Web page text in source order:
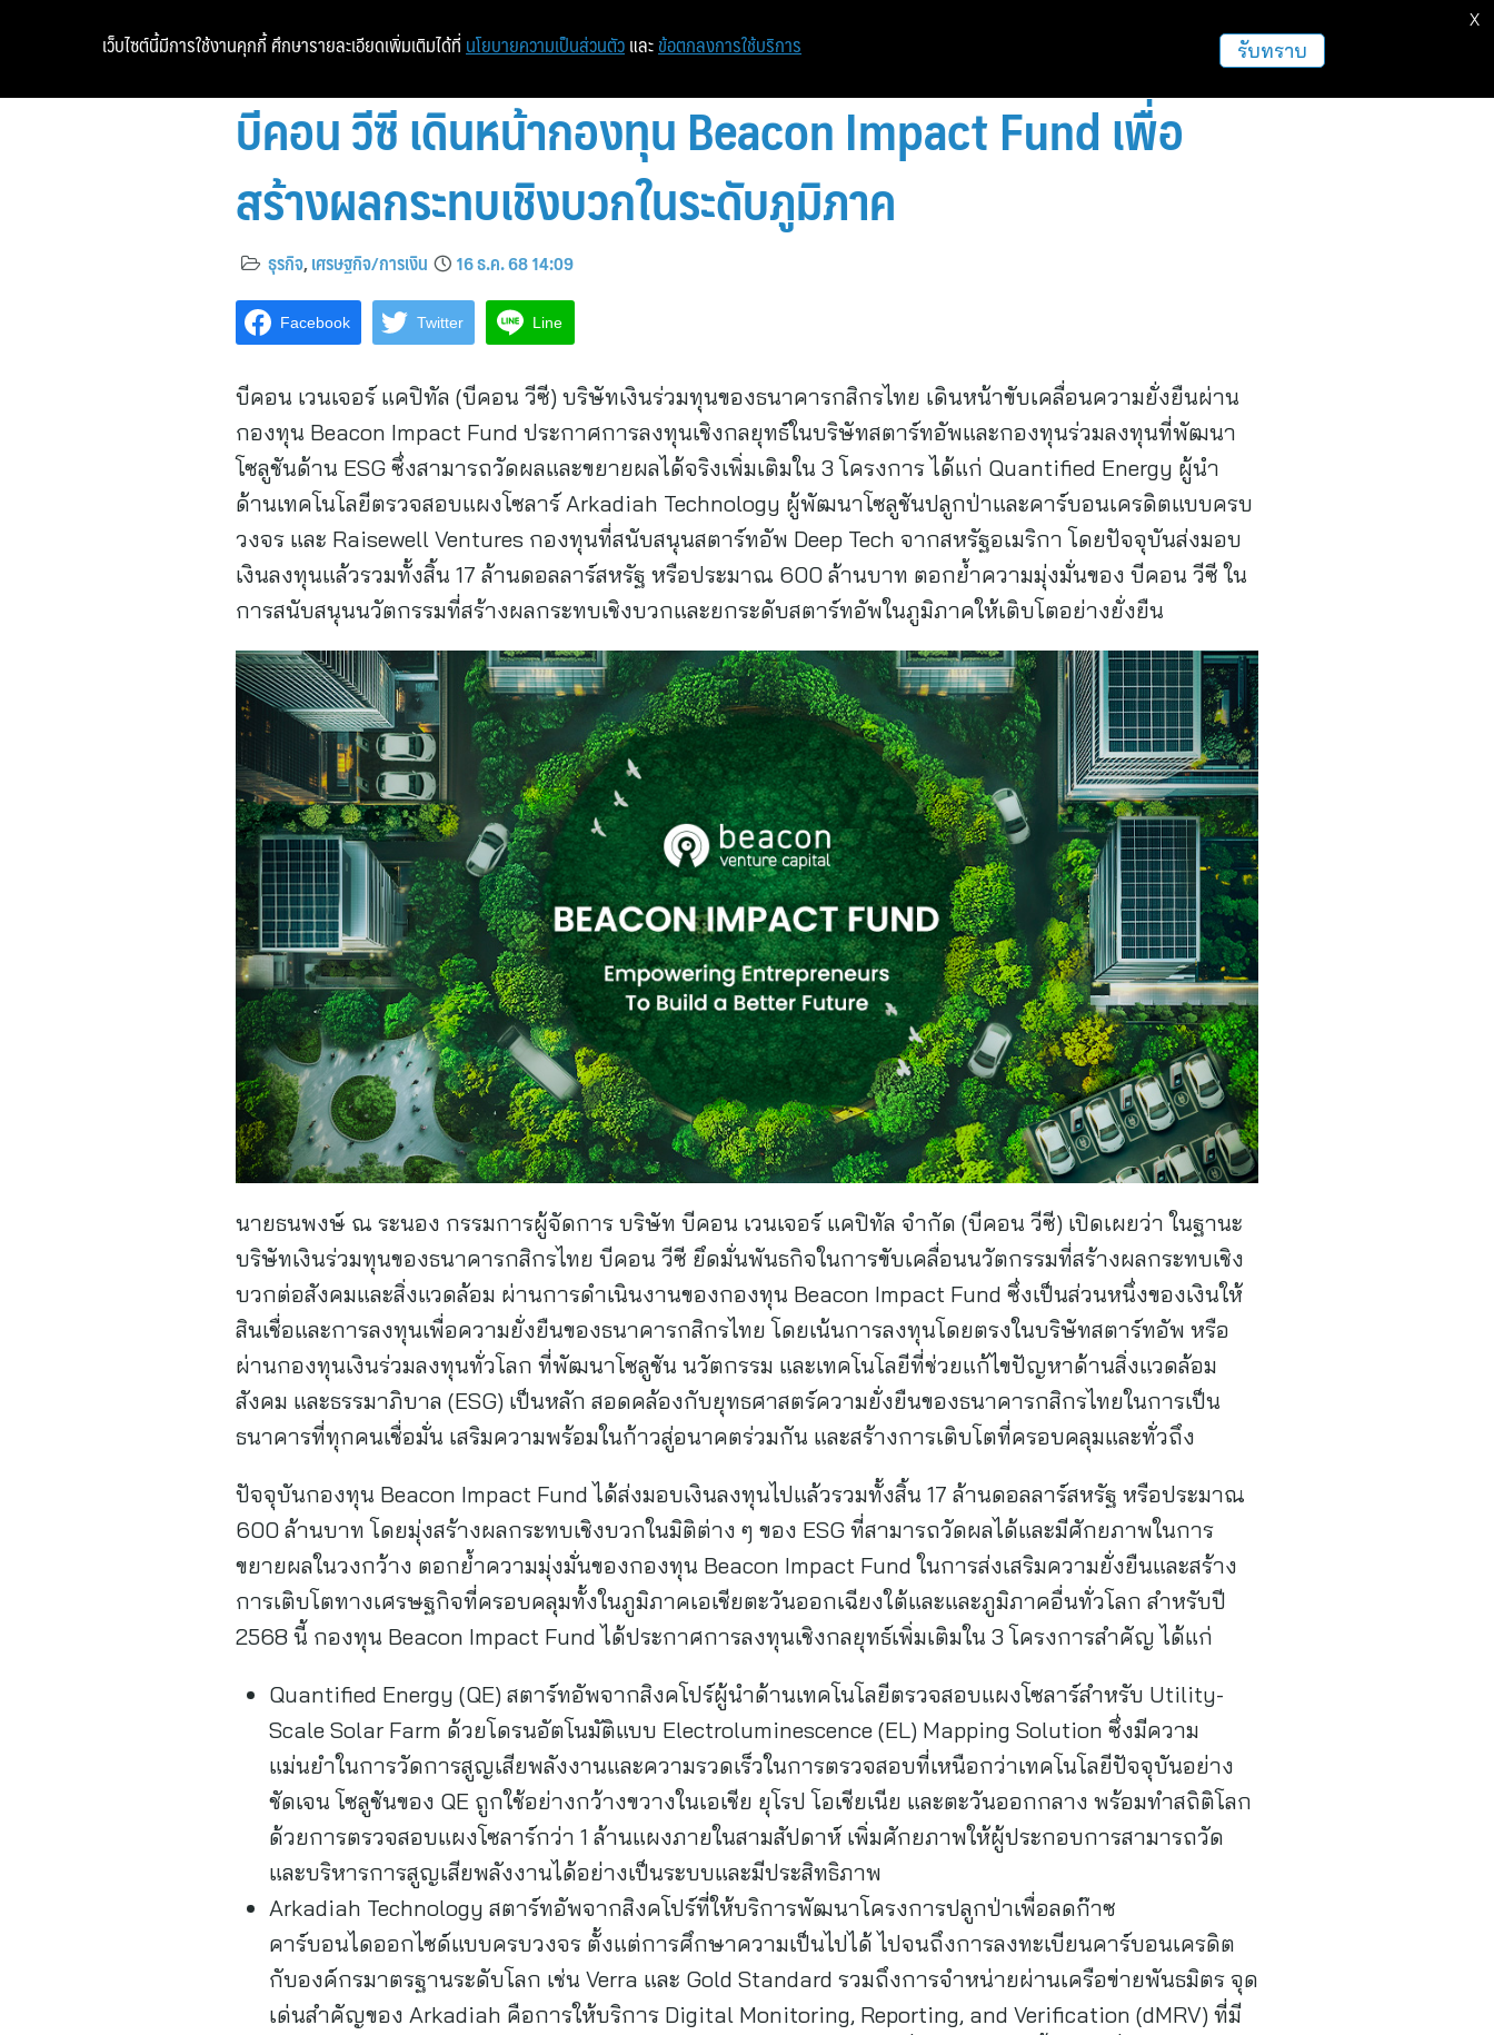
บีคอน วีซี เดินหน้ากองทุน Beacon Impact Fund เพื่อ
สร้างผลกระทบเชิงบวกในระดับภูมิภาค
ธุรกิจ,เศรษฐกิจ/การเงิน 16 ธ.ค. 68 14:09
Facebook Twitter Line
บีคอน เวนเจอร์ แคปิทัล (บีคอน วีซี) บริษัทเงินร่วมทุนของธนาคารกสิกรไทย เดินหน้าขับเคลื่อนความยั่งยืนผ่าน
กองทุน Beacon Impact Fund ประกาศการลงทุนเชิงกลยุทธ์ในบริษัทสตาร์ทอัพและกองทุนร่วมลงทุนที่พัฒนา
โซลูชันด้าน ESG ซึ่งสามารถวัดผลและขยายผลได้จริงเพิ่มเติมใน 3 โครงการ ได้แก่ Quantified Energy ผู้นำ
ด้านเทคโนโลยีตรวจสอบแผงโซลาร์ Arkadiah Technology ผู้พัฒนาโซลูชันปลูกป่าและคาร์บอนเครดิตแบบครบ
วงจร และ Raisewell Ventures กองทุนที่สนับสนุนสตาร์ทอัพ Deep Tech จากสหรัฐอเมริกา โดยปัจจุบันส่งมอบ
เงินลงทุนแล้วรวมทั้งสิ้น 17 ล้านดอลลาร์สหรัฐ หรือประมาณ 600 ล้านบาท ตอกย้ำความมุ่งมั่นของ บีคอน วีซี ใน
การสนับสนุนนวัตกรรมที่สร้างผลกระทบเชิงบวกและยกระดับสตาร์ทอัพในภูมิภาคให้เติบโตอย่างยั่งยืน
นายธนพงษ์ ณ ระนอง กรรมการผู้จัดการ บริษัท บีคอน เวนเจอร์ แคปิทัล จำกัด (บีคอน วีซี) เปิดเผยว่า ในฐานะ
บริษัทเงินร่วมทุนของธนาคารกสิกรไทย บีคอน วีซี ยึดมั่นพันธกิจในการขับเคลื่อนนวัตกรรมที่สร้างผลกระทบเชิง
บวกต่อสังคมและสิ่งแวดล้อม ผ่านการดำเนินงานของกองทุน Beacon Impact Fund ซึ่งเป็นส่วนหนึ่งของเงินให้
สินเชื่อและการลงทุนเพื่อความยั่งยืนของธนาคารกสิกรไทย โดยเน้นการลงทุนโดยตรงในบริษัทสตาร์ทอัพ หรือ
ผ่านกองทุนเงินร่วมลงทุนทั่วโลก ที่พัฒนาโซลูชัน นวัตกรรม และเทคโนโลยีที่ช่วยแก้ไขปัญหาด้านสิ่งแวดล้อม
สังคม และธรรมาภิบาล (ESG) เป็นหลัก สอดคล้องกับยุทธศาสตร์ความยั่งยืนของธนาคารกสิกรไทยในการเป็น
ธนาคารที่ทุกคนเชื่อมั่น เสริมความพร้อมในก้าวสู่อนาคตร่วมกัน และสร้างการเติบโตที่ครอบคลุมและทั่วถึง
ปัจจุบันกองทุน Beacon Impact Fund ได้ส่งมอบเงินลงทุนไปแล้วรวมทั้งสิ้น 17 ล้านดอลลาร์สหรัฐ หรือประมาณ
600 ล้านบาท โดยมุ่งสร้างผลกระทบเชิงบวกในมิติต่าง ๆ ของ ESG ที่สามารถวัดผลได้และมีศักยภาพในการ
ขยายผลในวงกว้าง ตอกย้ำความมุ่งมั่นของกองทุน Beacon Impact Fund ในการส่งเสริมความยั่งยืนและสร้าง
การเติบโตทางเศรษฐกิจที่ครอบคลุมทั้งในภูมิภาคเอเชียตะวันออกเฉียงใต้และและภูมิภาคอื่นทั่วโลก สำหรับปี
2568 นี้ กองทุน Beacon Impact Fund ได้ประกาศการลงทุนเชิงกลยุทธ์เพิ่มเติมใน 3 โครงการสำคัญ ได้แก่
Quantified Energy (QE) สตาร์ทอัพจากสิงคโปร์ผู้นำด้านเทคโนโลยีตรวจสอบแผงโซลาร์สำหรับ Utility-
Scale Solar Farm ด้วยโดรนอัตโนมัติแบบ Electroluminescence (EL) Mapping Solution ซึ่งมีความ
แม่นยำในการวัดการสูญเสียพลังงานและความรวดเร็วในการตรวจสอบที่เหนือกว่าเทคโนโลยีปัจจุบันอย่าง
ชัดเจน โซลูชันของ QE ถูกใช้อย่างกว้างขวางในเอเชีย ยุโรป โอเชียเนีย และตะวันออกกลาง พร้อมทำสถิติโลก
ด้วยการตรวจสอบแผงโซลาร์กว่า 1 ล้านแผงภายในสามสัปดาห์ เพิ่มศักยภาพให้ผู้ประกอบการสามารถวัด
และบริหารการสูญเสียพลังงานได้อย่างเป็นระบบและมีประสิทธิภาพ
Arkadiah Technology สตาร์ทอัพจากสิงคโปร์ที่ให้บริการพัฒนาโครงการปลูกป่าเพื่อลดก๊าซ
คาร์บอนไดออกไซด์แบบครบวงจร ตั้งแต่การศึกษาความเป็นไปได้ ไปจนถึงการลงทะเบียนคาร์บอนเครดิต
กับองค์กรมาตรฐานระดับโลก เช่น Verra และ Gold Standard รวมถึงการจำหน่ายผ่านเครือข่ายพันธมิตร จุด
เด่นสำคัญของ Arkadiah คือการให้บริการ Digital Monitoring, Reporting, and Verification (dMRV) ที่มี
เว็บไซต์นี้มีการใช้งานคุกกี้ ศึกษารายละเอียดเพิ่มเติมได้ที่ นโยบายความเป็นส่วนตัว และ ข้อตกลงการใช้บริการ รับทราบ
X